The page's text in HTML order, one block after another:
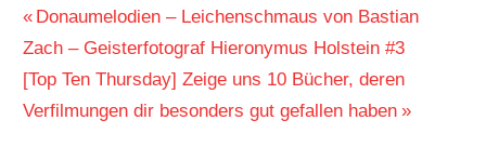
Beitragsnavigation
Vorheriger
Beitrag:
Donaumelodien – Leichenschmaus von Bastian
Zach – Geisterfotograf Hieronymus Holstein #3
Nächster
Beitrag:
[Top Ten Thursday] Zeige uns 10 Bücher, deren
Verfilmungen dir besonders gut gefallen haben